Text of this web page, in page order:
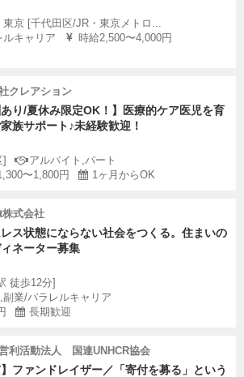
京 [千代田区/JR・東京メトロ...
キャリア
時給2,500〜4,000円
クレアション
あり/夏休み限定OK！】医療的ケア医児を育
族サポート♪未経験歓迎！
]
アルバイト,パート
〜1,800円
1ヶ月からOK
式会社
ス状態にならない社会をつくる。住まいの
ネーター募集
徒歩12分]
業/パラレルキャリア
長期歓迎
利活動法人 国連UNHCR協会
】ファンドレイザー／「寄付を募る」という